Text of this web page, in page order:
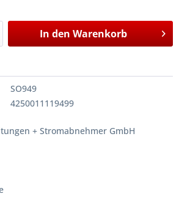
In den Warenkorb
SO949
4250011119499
+ Stromabnehmer GmbH